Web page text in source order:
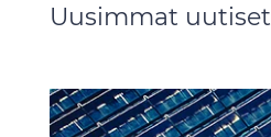
Uusimmat uutiset